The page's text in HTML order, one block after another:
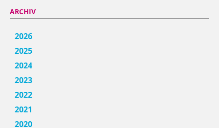
ARCHIV
2026
2025
2024
2023
2022
2021
2020